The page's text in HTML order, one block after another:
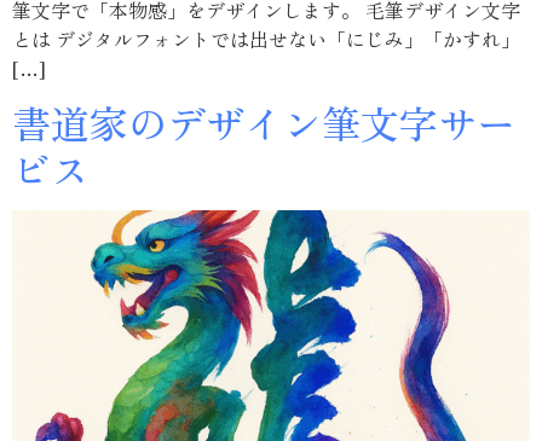
筆文字で「本物感」をデザインします。 毛筆デザイン文字
とは デジタルフォントでは出せない「にじみ」「かすれ」
[…]
書道家のデザイン筆文字サー
ビス